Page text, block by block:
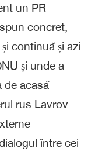
un PR
concret,
continuă și azi
și unde a
de acasă
rus Lavrov
între cei